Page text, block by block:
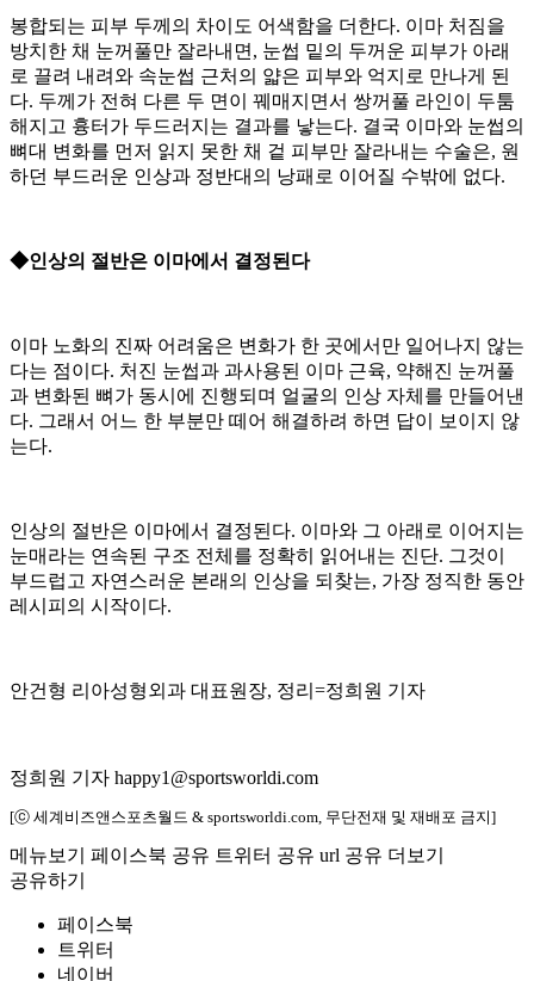
봉합되는 피부 두께의 차이도 어색함을 더한다. 이마 처짐을
방치한 채 눈꺼풀만 잘라내면, 눈썹 밑의 두꺼운 피부가 아래
로 끌려 내려와 속눈썹 근처의 얇은 피부와 억지로 만나게 된
다. 두께가 전혀 다른 두 면이 꿰매지면서 쌍꺼풀 라인이 두툼
해지고 흉터가 두드러지는 결과를 낳는다. 결국 이마와 눈썹의
뼈대 변화를 먼저 읽지 못한 채 겉 피부만 잘라내는 수술은, 원
하던 부드러운 인상과 정반대의 낭패로 이어질 수밖에 없다.
◆인상의 절반은 이마에서 결정된다
이마 노화의 진짜 어려움은 변화가 한 곳에서만 일어나지 않는
다는 점이다. 처진 눈썹과 과사용된 이마 근육, 약해진 눈꺼풀
과 변화된 뼈가 동시에 진행되며 얼굴의 인상 자체를 만들어낸
다. 그래서 어느 한 부분만 떼어 해결하려 하면 답이 보이지 않
는다.
인상의 절반은 이마에서 결정된다. 이마와 그 아래로 이어지는
눈매라는 연속된 구조 전체를 정확히 읽어내는 진단. 그것이
부드럽고 자연스러운 본래의 인상을 되찾는, 가장 정직한 동안
레시피의 시작이다.
안건형 리아성형외과 대표원장, 정리=정희원 기자
정희원 기자 happy1@sportsworldi.com
[ⓒ 세계비즈앤스포츠월드 & sportsworldi.com, 무단전재 및 재배포 금지]
메뉴보기 페이스북 공유 트위터 공유 url 공유 더보기
공유하기
페이스북
트위터
네이버